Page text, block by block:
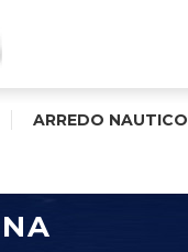
ARREDO NAUTICO